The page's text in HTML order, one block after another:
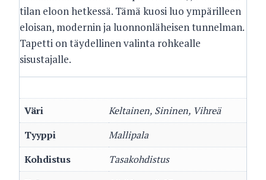
tilan eloon hetkessä. Tämä kuosi luo ympärilleen
eloisan, modernin ja luonnonläheisen tunnelman.
Tapetti on täydellinen valinta rohkealle
sisustajalle.
Väri
Keltainen, Sininen, Vihreä
Tyyppi
Mallipala
Kohdistus
Tasakohdistus